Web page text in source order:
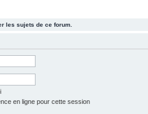
les sujets de ce forum.
en ligne pour cette session